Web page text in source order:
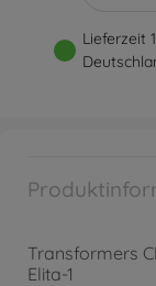
Lieferzeit
Transformers
Elita-1